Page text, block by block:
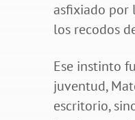
asfixiado por
los recodos
Ese instinto
juventud,
escritorio,